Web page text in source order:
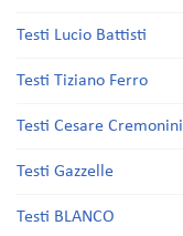
Testi Lucio Battisti
Testi Tiziano Ferro
Testi Cesare Cremonini
Testi Gazzelle
Testi BLANCO